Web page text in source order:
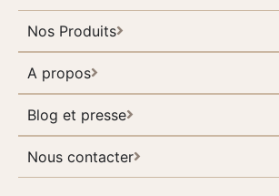
Nos Produits
A propos
Blog et presse
Nous contacter